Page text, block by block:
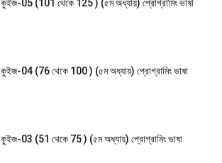
কুইজ-05 (101 থেকে 125 ) (৫ম অধ্যায়) প্রোগ্রামিং ভাষা
কুইজ-04 (76 থেকে 100 ) (৫ম অধ্যায়) প্রোগ্রামিং ভাষা
কুইজ-03 (51 থেকে 75 ) (৫ম অধ্যায়) প্রোগ্রামিং ভাষা